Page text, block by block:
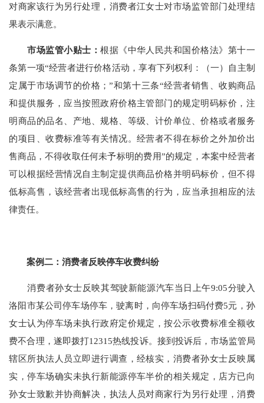
对商家该行为另行处理，消费者江女士对市场监管部门处理结
果表示满意。
市场监管小贴士：根据《中华人民共和国价格法》第十一
条第一项“经营者进行价格活动，享有下列权利：（一）自主制
定属于市场调节的价格；”和第十三条“经营者销售、收购商品
和提供服务，应当按照政府价格主管部门的规定明码标价，注
明商品的品名、产地、规格、等级、计价单位、价格或者服务
的项目、收费标准等有关情况。经营者不得在标价之外加价出
售商品，不得收取任何未予标明的费用”的规定，本案中经营者
可以根据经营情况自主制定提供商品价格并明码标价，但不得
低标高售，该经营者出现低标高售的行为，应当承担相应的法
律责任。
案例二：消费者反映停车收费纠纷
消费者孙女士反映其驾驶新能源汽车当日上午9:05分驶入
洛阳市某公司停车场停车，驶离时，向停车场扫码付费5元，孙
女士认为停车场未执行政府定价规定，按公示收费标准全额收
费不合理，遂即拨打12315热线投诉。接到投诉后，市场监管局
辖区所执法人员立即进行调查，经核实，消费者孙女士反映属
实，停车场确实未执行新能源停车半价的相关规定，店方已向
孙女士致歉并协商解决，执法人员对商家行为另行处理，消费